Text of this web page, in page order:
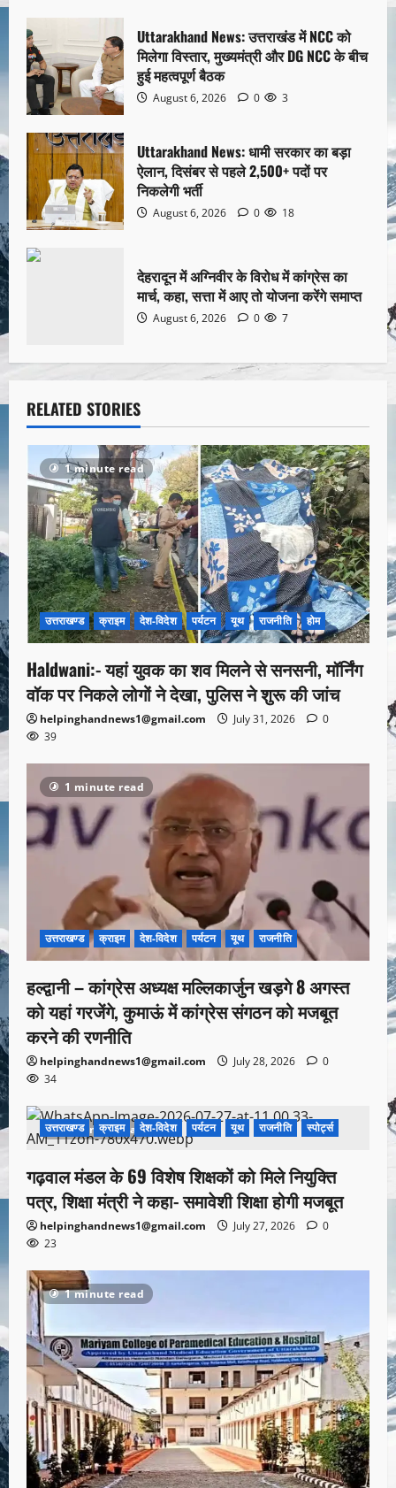
Uttarakhand News: उत्तराखंड में NCC को
मिलेगा विस्तार, मुख्यमंत्री और DG NCC के बीच
हुई महत्वपूर्ण बैठक
August 6, 2026 0 3
Uttarakhand News: धामी सरकार का बड़ा
ऐलान, दिसंबर से पहले 2,500+ पदों पर
निकलेगी भर्ती
August 6, 2026 0 18
देहरादून में अग्निवीर के विरोध में कांग्रेस का
मार्च, कहा, सत्ता में आए तो योजना करेंगे समाप्त
August 6, 2026 0 7
RELATED STORIES
1 minute read
उत्तराखण्ड क्राइम देश-विदेश पर्यटन यूथ राजनीति होम
Haldwani:- यहां युवक का शव मिलने से सनसनी, मॉर्निंग
वॉक पर निकले लोगों ने देखा, पुलिस ने शुरू की जांच
helpinghandnews1@gmail.com July 31, 2026
0
39
1 minute read
उत्तराखण्ड क्राइम देश-विदेश पर्यटन यूथ राजनीति
हल्द्वानी – कांग्रेस अध्यक्ष मल्लिकार्जुन खड़गे 8 अगस्त
को यहां गरजेंगे, कुमाऊं में कांग्रेस संगठन को मजबूत
करने की रणनीति
helpinghandnews1@gmail.com July 28, 2026
0
34
1 minute read
उत्तराखण्ड क्राइम देश-विदेश पर्यटन यूथ राजनीति स्पोर्ट्स
गढ़वाल मंडल के 69 विशेष शिक्षकों को मिले नियुक्ति
पत्र, शिक्षा मंत्री ने कहा- समावेशी शिक्षा होगी मजबूत
helpinghandnews1@gmail.com July 27, 2026
0
23
1 minute read